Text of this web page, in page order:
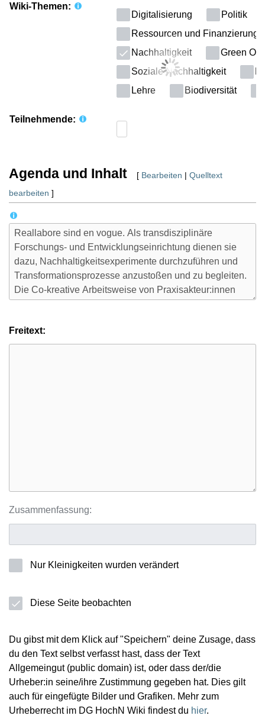
Wiki-Themen:
Digitalisierung
Politik
Ressourcen und Finanzierung
Nachhaltigkeit
Green
Soziale Nachhaltigkeit
Lehre
Biodiversität
Teilnehmende:
Agenda und Inhalt [ Bearbeiten | Quelltext
bearbeiten ]
Freitext:
Zusammenfassung:
Nur Kleinigkeiten wurden verändert
Diese Seite beobachten
Du gibst mit dem Klick auf "Speichern" deine Zusage, dass
du den Text selbst verfasst hast, dass der Text
Allgemeingut (public domain) ist, oder dass der/die
Urheber:in seine/ihre Zustimmung gegeben hat. Dies gilt
auch für eingefügte Bilder und Grafiken. Mehr zum
Urheberrecht im DG HochN Wiki findest du hier.